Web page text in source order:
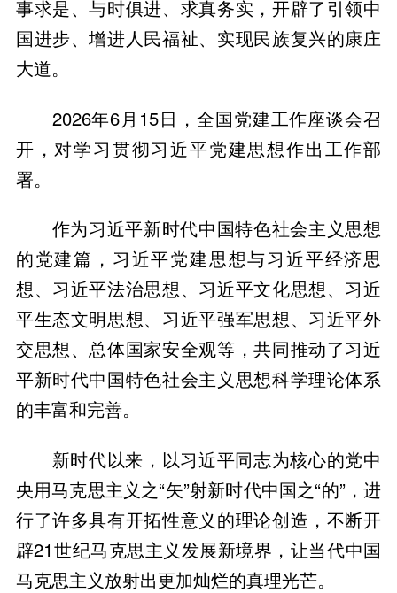
事求是、与时俱进、求真务实，开辟了引领中
国进步、增进人民福祉、实现民族复兴的康庄
大道。
2026年6月15日，全国党建工作座谈会召
开，对学习贯彻习近平党建思想作出工作部
署。
作为习近平新时代中国特色社会主义思想
的党建篇，习近平党建思想与习近平经济思
想、习近平法治思想、习近平文化思想、习近
平生态文明思想、习近平强军思想、习近平外
交思想、总体国家安全观等，共同推动了习近
平新时代中国特色社会主义思想科学理论体系
的丰富和完善。
新时代以来，以习近平同志为核心的党中
央用马克思主义之“矢”射新时代中国之“的”，进
行了许多具有开拓性意义的理论创造，不断开
辟21世纪马克思主义发展新境界，让当代中国
马克思主义放射出更加灿烂的真理光芒。